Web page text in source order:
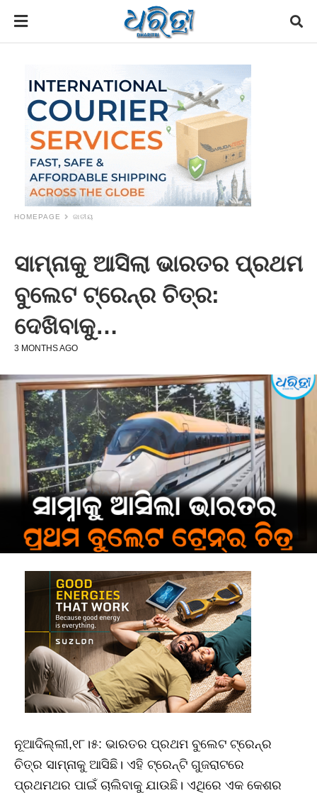
HOMEPAGE ଜାତୀୟ
ସାମ୍ନାକୁ ଆସିଲା ଭାରତର ପ୍ରଥମ
ବୁଲେଟ ଟ୍ରେନ୍‌ର ଚିତ୍ର:
ଦେଖିବାକୁ…
3 MONTHS AGO
ନୂଆଦିଲ୍ଲୀ,୧୮।୫: ଭାରତର ପ୍ରଥମ ବୁଲେଟ ଟ୍ରେନ୍‌ର
ଚିତ୍ର ସାମ୍ନାକୁ ଆସିଛି। ଏହି ଟ୍ରେନ୍‌ଟି ଗୁଜରାଟରେ
ପ୍ରଥମଥର ପାଇଁ ଚାଲିବାକୁ ଯାଉଛି। ଏଥିରେ ଏକ କେଶର